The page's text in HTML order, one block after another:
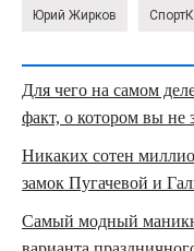
Юрий Жирков
Для чего на самом
факт, о котором вы не
Никаких сотен
замок Пугачевой и
Самый модный